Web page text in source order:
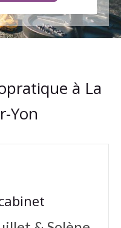
à La
Yon